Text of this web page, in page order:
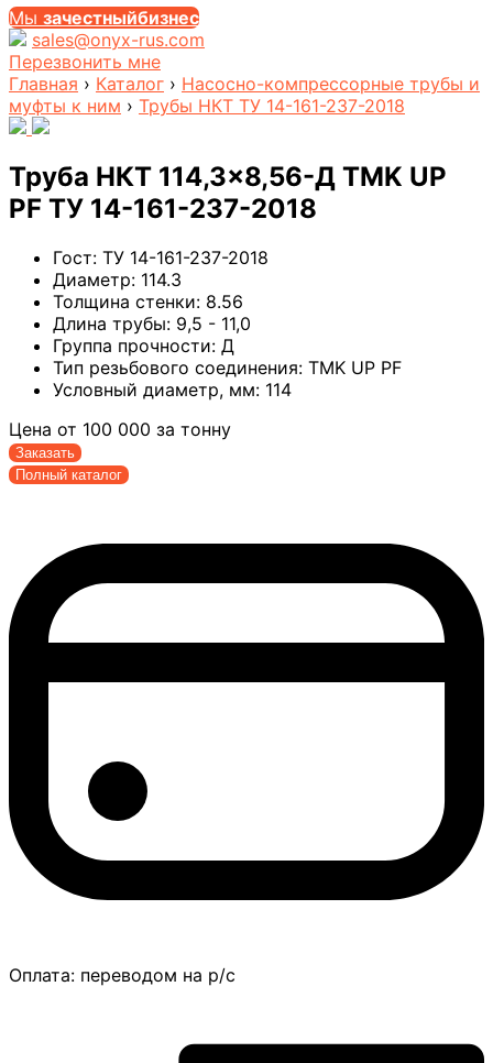
Мы зачестныйбизнес
sales@onyx-rus.com
Перезвонить мне
Главная › Каталог › Насосно-компрессорные трубы и
муфты к ним › Трубы НКТ ТУ 14-161-237-2018
Труба НКТ 114,3×8,56-Д TMK UP
PF ТУ 14-161-237-2018
Гост: ТУ 14-161-237-2018
Диаметр: 114.3
Толщина стенки: 8.56
Длина трубы: 9,5 - 11,0
Группа прочности: Д
Тип резьбового соединения: TMK UP PF
Условный диаметр, мм: 114
Цена от 100 000 за тонну
Заказать
Полный каталог
Оплата: переводом на р/с